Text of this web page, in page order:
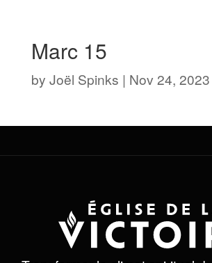
Marc 15
by Joël Spinks | Nov 24, 2023